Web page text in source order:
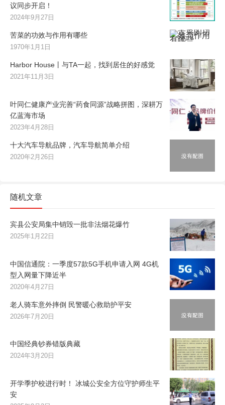
议同步开启！
2024年9月27日
苦菜的功效与作用有哪些
1970年1月1日
Harbor House丨与TA一起，找到居住的好感觉
2021年11月3日
叶同仁健康产业完善“药食同源”战略拼图，深耕万
亿蓝海市场
2023年4月28日
十大汽车导航品牌，汽车导航简单介绍
2020年2月26日
随机文章
宾县公安局集中销毁一批非法烟花爆竹
2025年1月22日
中国信通院：一季度57款5G手机申请入网 4G机
型入网量下降近半
2020年4月27日
老人骑车意外摔倒 民警暖心救助护平安
2026年7月20日
中国经典钞券错版典藏
2024年3月20日
开学季护校进行时！ 冰城公安全方位守护师生平
安